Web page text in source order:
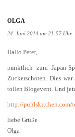
OLGA
24. Juni 2014 um 21:57 Uhr
Hallo Peter,
pünktlich zum Japan-
Zuckerschoten. Dies
tollen Blogevent. Und
http://puhlskitchen.com/
liebe Grüße
Olga